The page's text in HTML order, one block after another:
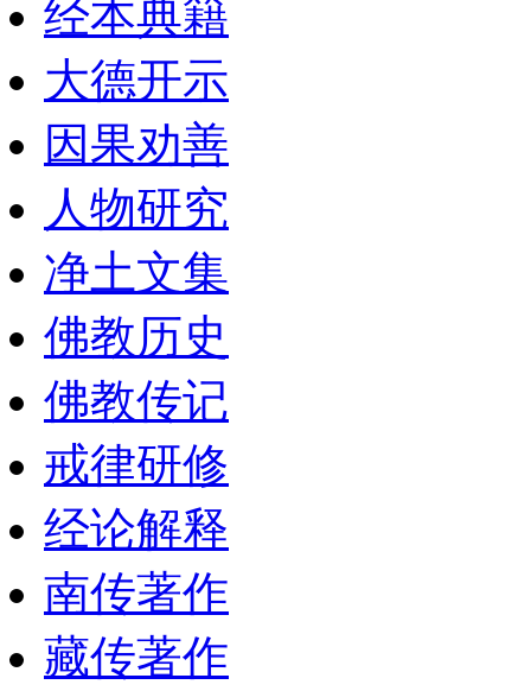
经本典籍
大德开示
因果劝善
人物研究
净土文集
佛教历史
佛教传记
戒律研修
经论解释
南传著作
藏传著作